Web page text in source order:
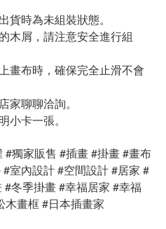
貨時為未組裝狀態。
木屑，請注意安全進行組
畫布時，確保完全止滑不會
家聊聊洽詢。
小卡一張。
獨家販售 #插畫 #掛畫 #畫布
室內設計 #空間設計 #居家 #
冬季掛畫 #幸福居家 #幸福
木畫框 #日本插畫家